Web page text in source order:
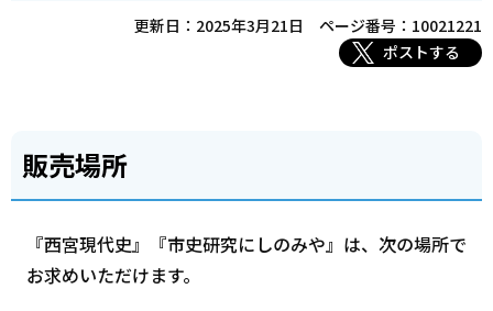
更新日：2025年3月21日
ページ番号：10021221
ポストする
販売場所
『西宮現代史』『市史研究にしのみや』は、次の場所で
お求めいただけます。